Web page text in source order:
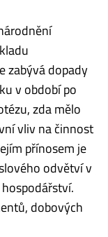
zabývá dopady
v období po
zda mělo
vliv na činnost
přínosem je
odvětví v
dobových